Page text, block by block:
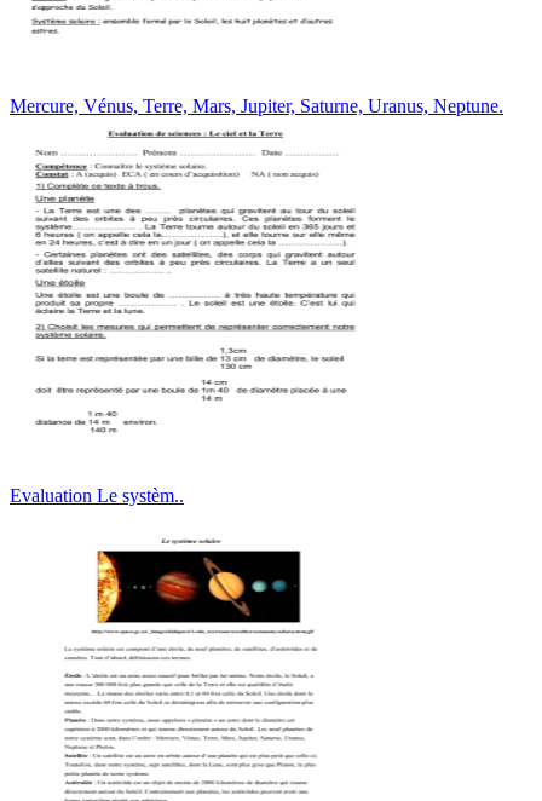
Mercure, Vénus, Terre, Mars, Jupiter, Saturne, Uranus, Neptune.
Evaluation Le systèm..